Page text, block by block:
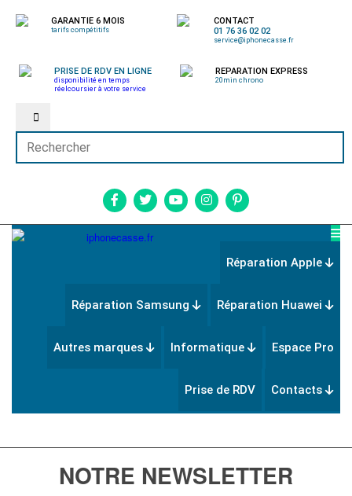
GARANTIE 6 MOIS
tarifs compétitifs
CONTACT
01 76 36 02 02
service@iphonecasse.fr
PRISE DE RDV EN LIGNE
disponibilité en temps
réelcoursier à votre service
REPARATION EXPRESS
20min chrono
Réparation Apple
Réparation Samsung Réparation Huawei
Autres marques Informatique Espace Pro
Prise de RDV Contacts
NOTRE NEWSLETTER